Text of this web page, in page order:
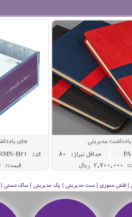
یادداشت مدیریتی
حداقل تيراژ: 80
جای
کد: RMN-H21
قیمت: 920,000 ريال
| فلش مموری | ست مدیریتی | پک مدیریتی | ساک دستی |